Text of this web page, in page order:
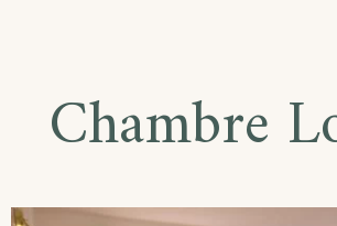
Chambre